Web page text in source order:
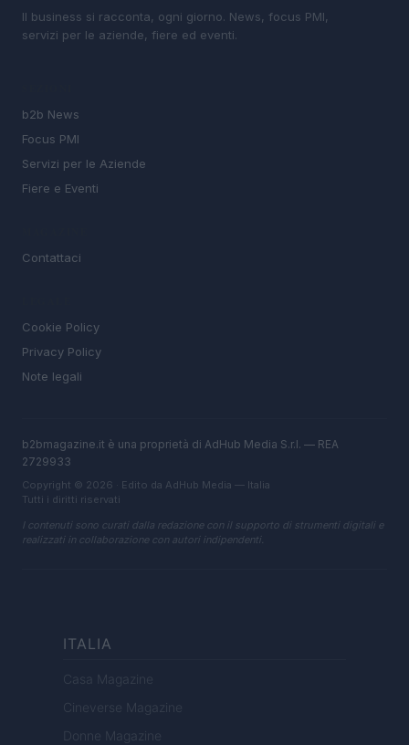
Il business si racconta, ogni giorno. News, focus PMI,
servizi per le aziende, fiere ed eventi.
b2b News
Focus PMI
Servizi per le Aziende
Fiere e Eventi
Contattaci
Cookie Policy
Privacy Policy
Note legali
b2bmagazine.it è una proprietà di AdHub Media S.r.l. — REA
2729933
Copyright © 2026 · Edito da AdHub Media — Italia
Tutti i diritti riservati
I contenuti sono curati dalla redazione con il supporto di strumenti digitali e
realizzati in collaborazione con autori indipendenti.
ITALIA
Casa Magazine
Cineverse Magazine
Donne Magazine